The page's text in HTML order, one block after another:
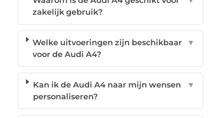
zakelijk gebruik?
Welke uitvoeringen zijn beschikbaar
voor de Audi A4?
▼
Kan ik de Audi A4 naar mijn wensen
personaliseren?
▼